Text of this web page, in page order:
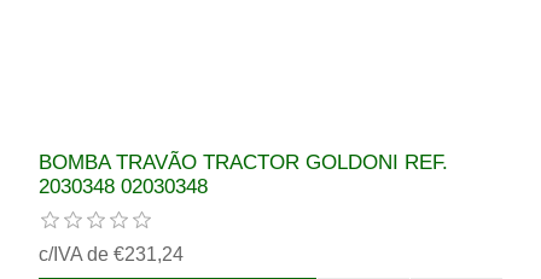
BOMBA TRAVÃO TRACTOR GOLDONI REF.
2030348 02030348
c/IVA de €231,24